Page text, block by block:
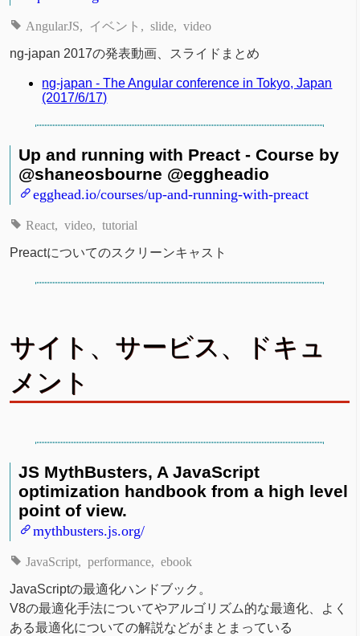
AngularJS イベント slide video
ng-japan 2017の発表動画、スライドまとめ
ng-japan - The Angular conference in Tokyo, Japan
(2017/6/17)
Up and running with Preact - Course by
@shaneosbourne @eggheadio
egghead.io/courses/up-and-running-with-preact
React video tutorial
Preactについてのスクリーンキャスト
サイト、サービス、ドキュ
メント
JS MythBusters, A JavaScript
optimization handbook from a high level
point of view.
mythbusters.js.org/
JavaScript performance ebook
JavaScriptの最適化ハンドブック。
V8の最適化手法についてやアルゴリズム的な最適化、よく
ある最適化についての解説などがまとまっている